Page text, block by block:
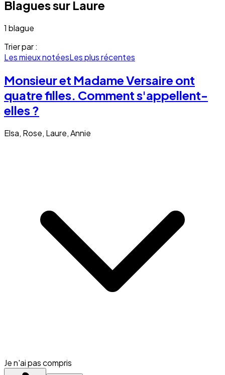
Blagues sur Laure
1 blague
Trier par :
Les mieux notéesLes plus récentes
Monsieur et Madame Versaire ont
quatre filles. Comment s'appellent-
elles ?
Elsa, Rose, Laure, Annie
Je n'ai pas compris